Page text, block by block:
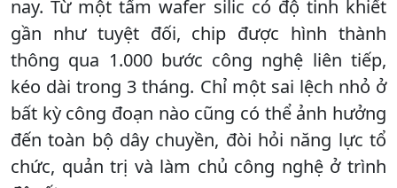
nay. Từ một tấm wafer silic có độ tinh khiết
gần như tuyệt đối, chip được hình thành
thông qua 1.000 bước công nghệ liên tiếp,
kéo dài trong 3 tháng. Chỉ một sai lệch nhỏ ở
bất kỳ công đoạn nào cũng có thể ảnh hưởng
đến toàn bộ dây chuyền, đòi hỏi năng lực tổ
chức, quản trị và làm chủ công nghệ ở trình